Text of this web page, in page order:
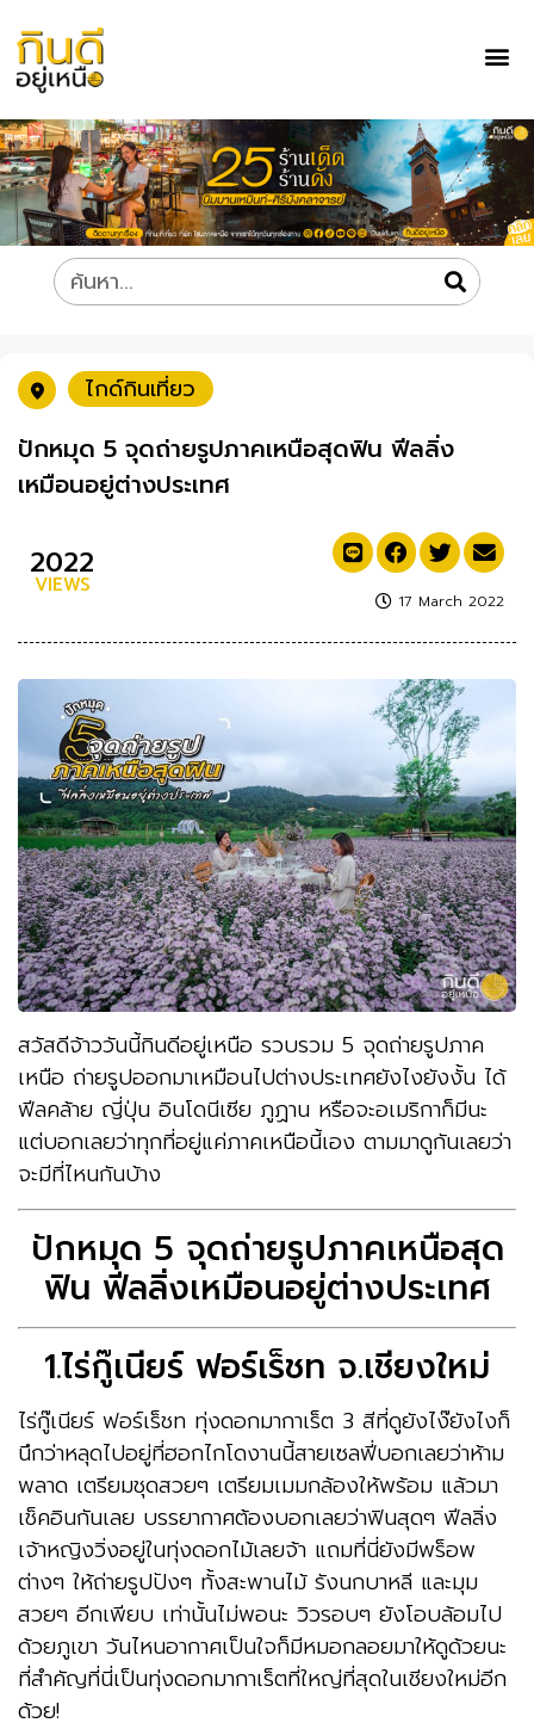
ไกด์กินเที่ยว
ปักหมุด 5 จุดถ่ายรูปภาคเหนือสุดฟิน ฟีลลิ่ง
เหมือนอยู่ต่างประเทศ
2022
VIEWS
17 March 2022
สวัสดีจ้าววันนี้กินดีอยู่เหนือ รวบรวม 5 จุดถ่ายรูปภาค
เหนือ ถ่ายรูปออกมาเหมือนไปต่างประเทศยังไงยังงั้น ได้
ฟีลคล้าย ญี่ปุ่น อินโดนีเซีย ภูฏาน หรือจะอเมริกาก็มีนะ
แต่บอกเลยว่าทุกที่อยู่แค่ภาคเหนือนี้เอง ตามมาดูกันเลยว่า
จะมีที่ไหนกันบ้าง
ปักหมุด 5 จุดถ่ายรูปภาคเหนือสุด
ฟิน ฟีลลิ่งเหมือนอยู่ต่างประเทศ
1.ไร่กู๊เนียร์ ฟอร์เร็ชท จ.เชียงใหม่
ไร่กู๊เนียร์ ฟอร์เร็ชท ทุ่งดอกมากาเร็ต 3 สีที่ดูยังไง๊ยังไงก็
นึกว่าหลุดไปอยู่ที่ฮอกไกโดงานนี้สายเซลฟี่บอกเลยว่าห้าม
พลาด เตรียมชุดสวยๆ เตรียมเมมกล้องให้พร้อม แล้วมา
เช็คอินกันเลย บรรยากาศต้องบอกเลยว่าฟินสุดๆ ฟีลลิ่ง
เจ้าหญิงวิ่งอยู่ในทุ่งดอกไม้เลยจ้า แถมที่นี่ยังมีพร็อพ
ต่างๆ ให้ถ่ายรูปปังๆ ทั้งสะพานไม้ รังนกบาหลี และมุม
สวยๆ อีกเพียบ เท่านั้นไม่พอนะ วิวรอบๆ ยังโอบล้อมไป
ด้วยภูเขา วันไหนอากาศเป็นใจก็มีหมอกลอยมาให้ดูด้วยนะ
ที่สำคัญที่นี่เป็นทุ่งดอกมากาเร็ตที่ใหญ่ที่สุดในเชียงใหม่อีก
ด้วย!